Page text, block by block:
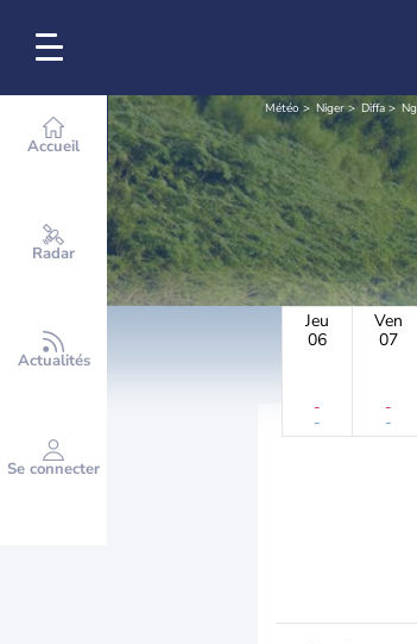
Accueil
Radar
Actualités
Se connecter
Météo Niger Diffa
Jeu
06
-
-
Ven
07
-
-